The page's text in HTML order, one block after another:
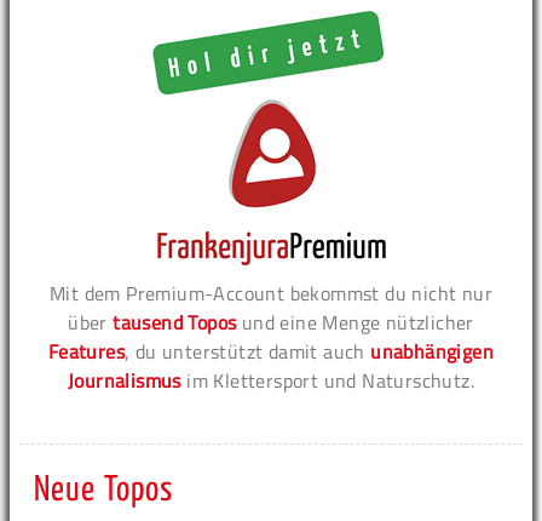
Mit dem Premium-Account bekommst du nicht nur
übertausend Toposund eine Menge nützlicher
Features, du unterstützt damit auch unabhängigen
Journalismusim Klettersport und Naturschutz.
Neue Topos